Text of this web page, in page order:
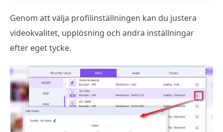
Genom att välja profilinställningen kan du justera
videokvalitet, upplösning och andra inställningar
efter eget tycke.